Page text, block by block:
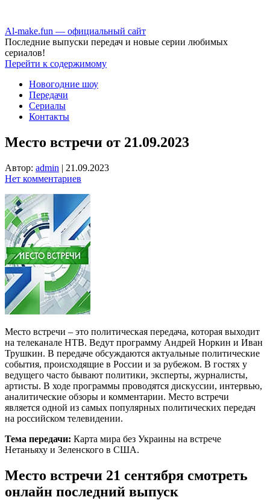
Аl-make.fun — официальный сайт
Последние выпуски передач и новые серии любимых
сериалов!
Перейти к содержимому
Новогодние шоу
Передачи
Сериалы
Контакты
Место встречи от 21.09.2023
Автор: admin | 21.09.2023
Нет комментариев
Место встречи – это политическая передача, которая выходит
на телеканале НТВ. Ведут программу Андрей Норкин и Иван
Трушкин. В передаче обсуждаются актуальные политические
события, происходящие в России и за рубежом. В гостях у
ведущего часто бывают политики, эксперты, журналисты,
артисты. В ходе программы проводятся дискуссии, интервью,
аналитические обзоры и комментарии. Место встречи
является одной из самых популярных политических передач
на российском телевидении.
Тема передачи: Карта мира без Украины на встрече
Нетаньяху и Зеленского в США.
Место встречи 21 сентября смотреть
онлайн последний выпуск